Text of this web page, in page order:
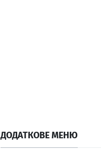
ДОДАТКОВЕ МЕНЮ